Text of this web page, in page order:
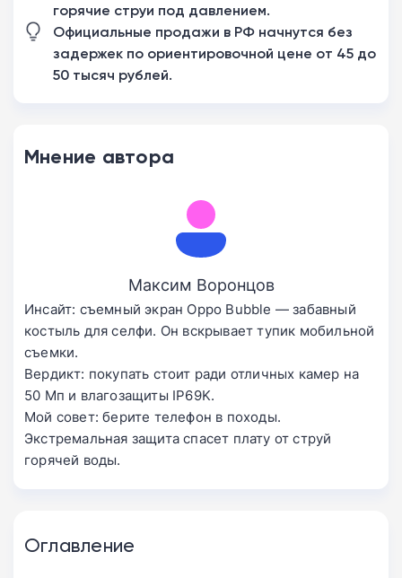
горячие струи под давлением.
Официальные продажи в РФ начнутся без
задержек по ориентировочной цене от 45 до
50 тысяч рублей.
Мнение автора
Максим Воронцов
Инсайт: съемный экран Oppo Bubble — забавный
костыль для селфи. Он вскрывает тупик мобильной
съемки.
Вердикт: покупать стоит ради отличных камер на
50 Мп и влагозащиты IP69K.
Мой совет: берите телефон в походы.
Экстремальная защита спасет плату от струй
горячей воды.
Оглавление